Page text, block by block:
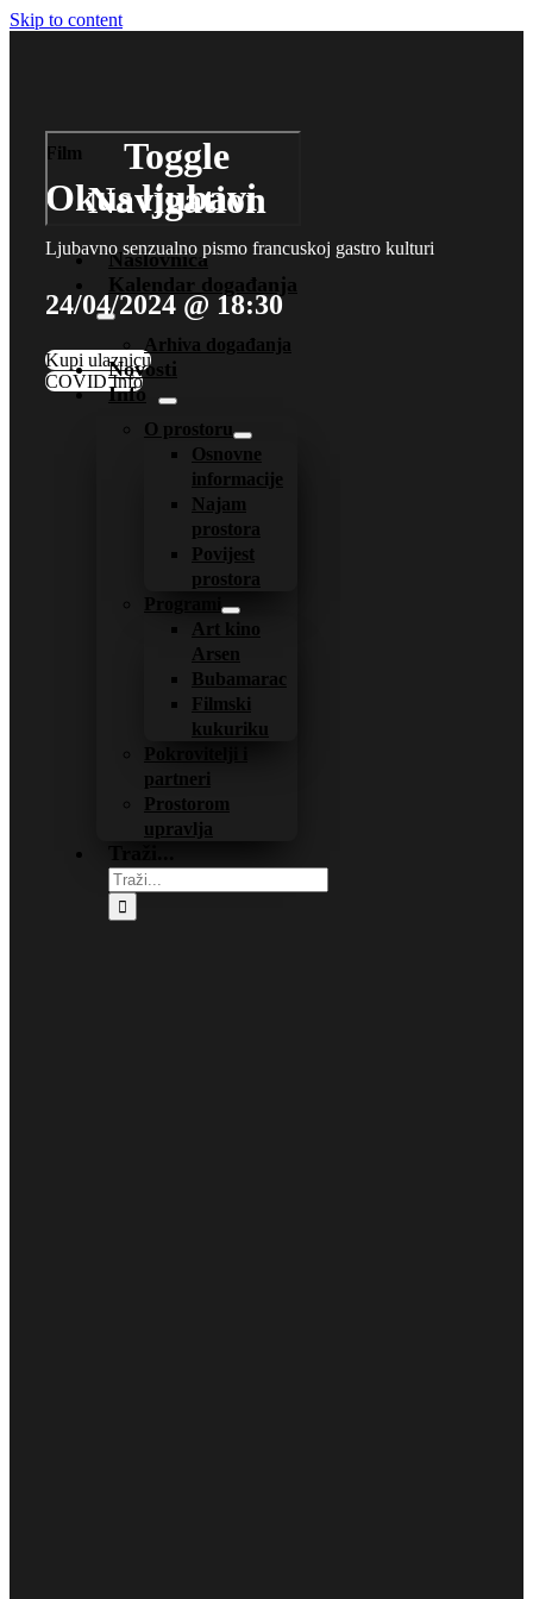
Skip to content
Toggle
Navigation
Naslovnica
Kalendar događanja
Arhiva događanja
Novosti
Info
O prostoru
Osnovne
informacije
Najam
prostora
Povijest
prostora
Programi
Art kino
Arsen
Bubamarac
Filmski
kukuriku
Pokrovitelji i
partneri
Prostorom
upravlja
Film
Okus ljubavi
Ljubavno senzualno pismo francuskoj gastro kulturi
24/04/2024 @ 18:30
Kupi ulaznicu
COVID Info